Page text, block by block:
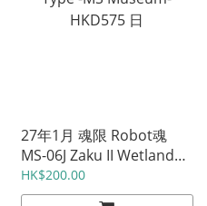
27年1月 魂限 Robot魂
MS-06J Zaku II Wetland
Type -MS Museum-
HKD575 日
HK$200.00